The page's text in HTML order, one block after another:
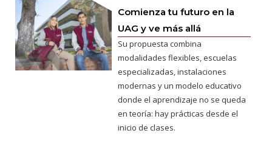
Comienza tu futuro en la
UAG y ve más allá
Su propuesta combina
modalidades flexibles, escuelas
especializadas, instalaciones
modernas y un modelo educativo
donde el aprendizaje no se queda
en teoría: hay prácticas desde el
inicio de clases.